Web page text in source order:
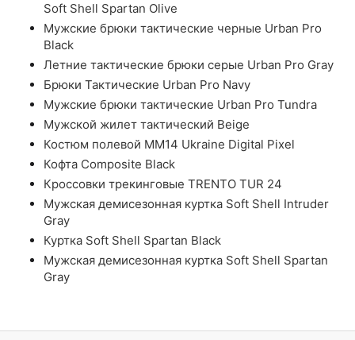
Soft Shell Spartan Olive
Мужские брюки тактические черные Urban Pro
Black
Летние тактические брюки серые Urban Pro Gray
Брюки Тактические Urban Pro Navy
Мужские брюки тактические Urban Pro Tundra
Мужской жилет тактический Beige
Костюм полевой ММ14 Ukraine Digital Pixel
Кофта Composite Black
Кроссовки трекинговые TRENTO TUR 24
Мужская демисезонная куртка Soft Shell Intruder
Gray
Куртка Soft Shell Spartan Black
Мужская демисезонная куртка Soft Shell Spartan
Gray